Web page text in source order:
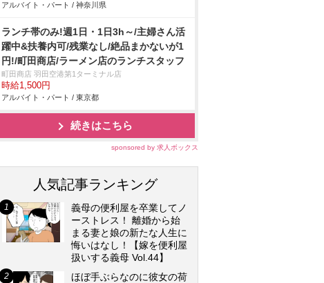
アルバイト・パート / 神奈川県
ランチ帯のみ!週1日・1日3h～/主婦さん活
躍中&扶養内可/残業なし/絶品まかないが1
円!/町田商店/ラーメン店のランチスタッフ
町田商店 羽田空港第1ターミナル店
時給1,500円
アルバイト・パート / 東京都
続きはこちら
sponsored by 求人ボックス
人気記事ランキング
義母の便利屋を卒業してノ
ーストレス！ 離婚から始
まる妻と娘の新たな人生に
悔いはなし！【嫁を便利屋
扱いする義母 Vol.44】
ほぼ手ぶらなのに彼女の荷